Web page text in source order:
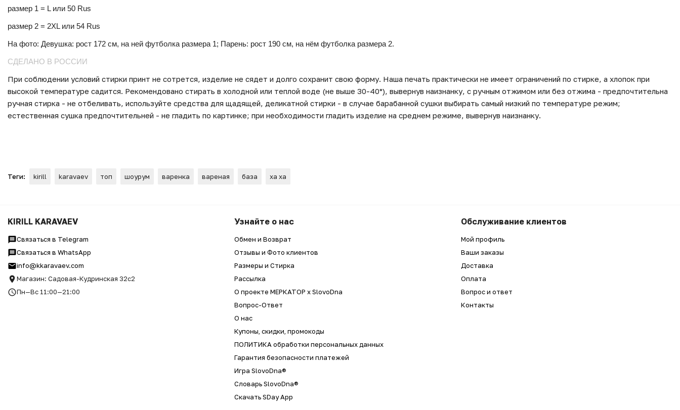
размер 1 = L или 50 Rus
размер 2 = 2XL или 54 Rus
На фото: Девушка: рост 172 см, на ней футболка размера 1; Парень: рост 190 см, на нём футболка размера 2.
СДЕЛАНО В РОССИИ
При соблюдении условий стирки принт не сотрется, изделие не сядет и долго сохранит свою форму. Наша печать практически не имеет ограничений по стирке, а хлопок при
высокой температуре садится. Рекомендовано стирать в холодной или теплой воде (не выше 30-40°), вывернув наизнанку, с ручным отжимом или без отжима - предпочтительна
ручная стирка - не отбеливать, используйте средства для щадящей, деликатной стирки - в случае барабанной сушки выбирать самый низкий по температуре режим;
естественная сушка предпочтительней - не гладить по картинке; при необходимости гладить изделие на среднем режиме, вывернув наизнанку.
Теги: kirill karavaev топ шоурум варенка вареная база ха ха
KIRILL KARAVAEV
Связаться в Telegram
Связаться в WhatsApp
info@kkaravaev.com
Магазин: Садовая-Кудринская 32с2
Пн—Вс 11:00—21:00
Узнайте о нас
Обмен и Возврат
Отзывы и Фото клиентов
Размеры и Стирка
Рассылка
О проекте МЕРКАТОР x SlovoDna
Вопрос-Ответ
О нас
Купоны, скидки, промокоды
ПОЛИТИКА обработки персональных данных
Гарантия безопасности платежей
Игра SlovoDna®
Словарь SlovoDna®
Скачать SDay App
Обслуживание клиентов
Мой профиль
Ваши заказы
Доставка
Оплата
Вопрос и ответ
Контакты